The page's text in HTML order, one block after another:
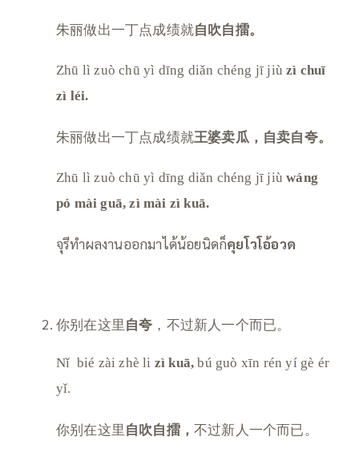
朱丽做出一丁点成绩就自吹自擂。
Zhū lì zuò chū yì dīng diǎn chéng jī jiùzì chuī
zì léi.
朱丽做出一丁点成绩就王婆卖瓜，自卖自夸。
Zhū lì zuò chū yì dīng diǎn chéng jī jiùwáng
pó mài guā, zì mài zì kuā.
จุรีทำผลงานออกมาได้น้อยนิดก็คุยโวโอ้อวด
你别在这里自夸 ，不过新人一个而已。
Nǐ bié zài zhè li zì kuā, bú guò xīn rén yí gè ér
yǐ.
你别在这里自吹自擂， 不过新人一个而已。